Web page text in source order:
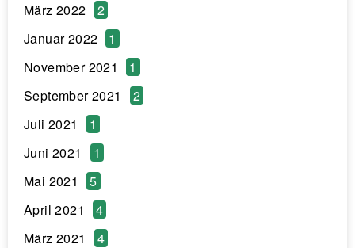
März 2022
2
Januar 2022
1
November 2021
1
September 2021
2
Juli 2021
1
Juni 2021
1
Mai 2021
5
April 2021
4
März 2021
4